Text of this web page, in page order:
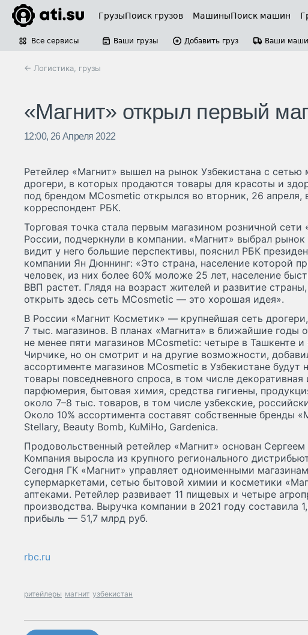
ГрузыПоиск грузов МашиныПоиск машин
Все сервисы Ваши грузы Добавить груз Ваши
← Логистика, грузы
«Магнит» открыл первый
12:00, 26 Апреля 2022
Ретейлер «Магнит» вышел на рынок Узбекистана с сетью
дрогери, в которых продаются товары для красоты и
под брендом MCosmetic открылся во вторник, 26 апреля,
корреспондент РБК.
Торговая точка стала первым магазином розничной сети
России, подчеркнули в компании. «Магнит» выбрал рынок
видит у него большие перспективы, пояснил РБК
компании Ян Дюннинг: «Это страна, население которой
человек, из них более 60% моложе 25 лет, население
ВВП растет. Глядя на возраст жителей и развитие
открыть здесь сеть MCosmetic — это хорошая идея».
В России «Магнит Косметик» — крупнейшая сеть
7 тыс. магазинов. В планах «Магнита» в ближайшие годы
не менее пяти магазинов MCosmetic: четыре в Ташкенте
Чирчике, но он смотрит и на другие возможности,
ассортименте магазинов MCosmetic в Узбекистане будут
товары повседневного спроса, в том числе
парфюмерия, бытовая химия, средства гигиены,
около 7–8 тыс. товаров, в том числе узбекские,
Около 10% ассортимента составят собственные бренды
Stellary, Beauty Bomb, KuMiHo, Gardenica.
Продовольственный ретейлер «Магнит» основан Сергеем
Компания выросла из крупного регионального
Сегодня ГК «Магнит» управляет одноименными
супермаркетами, сетью бытовой химии и косметики
аптеками. Ретейлер развивает 11 пищевых и четыре
производства. Выручка компании в 2021 году составила
прибыль — 51,7 млрд руб.
rbc.ru
ритейлеры магнит узбекистан